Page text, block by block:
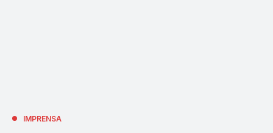
IMPRENSA